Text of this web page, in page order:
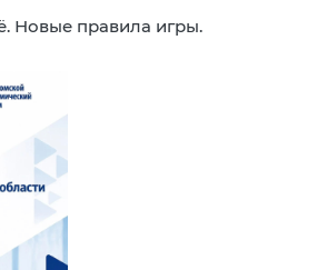
для слабовидящих
ЛИЧНЫЙ КАБИНЕТ
Новые правила игры.